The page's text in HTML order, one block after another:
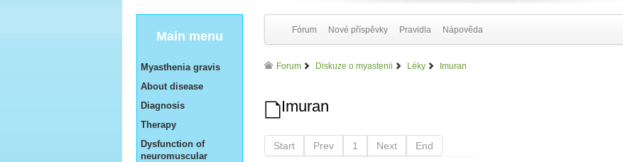
Main menu
Myasthenia gravis
About disease
Diagnosis
Therapy
Dysfunction of
neuromuscular
Fórum Nové příspěvky Pravidla Nápověda
Forum Diskuze o myastenii Léky Imuran
Imuran
Start Prev 1 Next End